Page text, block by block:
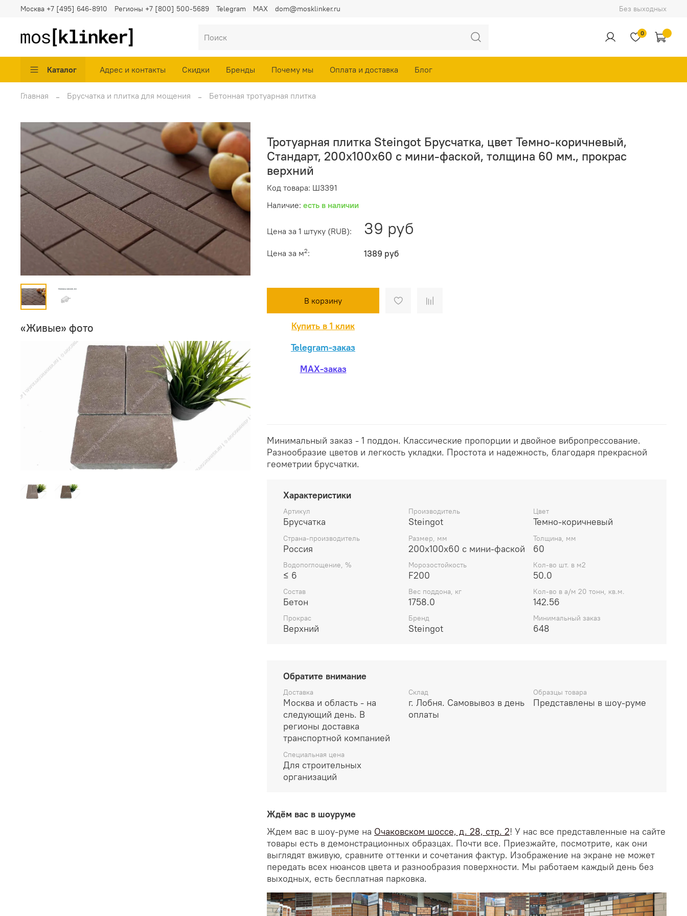
Без выходных
Москва +7 [495] 646-8910 Регионы +7 [800] 500-5689 Telegram MAX dom@mosklinker.ru
0
Каталог Адрес и контакты Скидки Бренды Почему мы Оплата и доставка Блог
Главная Брусчатка и плитка для мощения Бетонная тротуарная плитка
«Живые» фото
Тротуарная плитка Steingot Брусчатка, цвет Темно-коричневый,
Стандарт, 200х100х60 с мини-фаской, толщина 60 мм., прокрас
верхний
Код товара: Ш3391
Наличие: есть в наличии
Цена за 1 штуку (RUB): 39 руб
Цена за м2: 1389 руб
В корзину
Купить в 1 клик
Telegram-заказ
MAX-заказ
Минимальный заказ - 1 поддон. Классические пропорции и двойное вибропрессование.
Разнообразие цветов и легкость укладки. Простота и надежность, благодаря прекрасной
геометрии брусчатки.
Характеристики
Артикул
Брусчатка
Производитель
Steingot
Цвет
Темно-коричневый
Страна-производитель
Россия
Размер, мм
200х100х60 с мини-фаской
Толщина, мм
60
Водопоглощение, %
≤ 6
Морозостойкость
F200
Кол-во шт. в м2
50.0
Состав
Бетон
Вес поддона, кг
1758.0
Кол-во в а/м 20 тонн, кв.м.
142.56
Прокрас
Верхний
Бренд
Steingot
Минимальный заказ
648
Обратите внимание
Доставка
Москва и область - на
следующий день. В
регионы доставка
транспортной компанией
Склад
г. Лобня. Самовывоз в день
оплаты
Образцы товара
Представлены в шоу-руме
Специальная цена
Для строительных
организаций
Ждём вас в шоуруме
Ждем вас в шоу-руме на Очаковском шоссе, д. 28, стр. 2! У нас все представленные на сайте
товары есть в демонстрационных образцах. Почти все. Приезжайте, посмотрите, как они
выглядят вживую, сравните оттенки и сочетания фактур. Изображение на экране не может
передать всех нюансов цвета и разнообразия поверхности. Мы работаем каждый день без
выходных, есть бесплатная парковка.